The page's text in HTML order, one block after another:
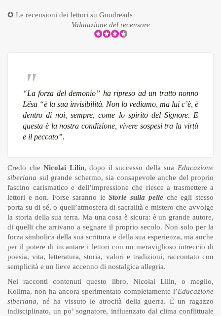
✪ Le recensioni dei lettori su Goodreads
Valutazione del recensore
“La forza del demonio” ha ripreso ad un tratto nonno
Lësa “è la sua invisibilità. Non lo vediamo, ma lui c’è, è
dentro di noi, sempre, come lo spirito del Signore. E
questa è la nostra condizione, vivere sospesi tra la virtù
e il peccato”.
Credo cheNicolai Lilin, dopo il successo della sua Educazione
siberiana sul grande schermo, sia consapevole anche del proprio
fascino carismatico e dell’impressione che riesce a trasmettere a
lettori e non. Forse saranno leStorie sulla pelleche egli stesso
porta su di sé, o quell’atmosfera di sacralità e mistero che avvolge
la storia della sua terra. Ma una cosa è sicura: è un grande autore,
di quelli che arrivano a segnare il proprio secolo. Non solo per la
forza simbolica della sua scrittura e della sua esperienza, ma anche
per il potere di incantare i lettori con un meraviglioso intreccio di
poesia, vita, letteratura, storia, valori e tradizioni, raccontato con
semplicità e un lieve accenno di nostalgica allegria.
Nei racconti contenuti questo libro, Nicolai Lilin, o meglio,
Kolima, non ha ancora sperimentato completamente l’Educazione
siberiana, né ha vissuto le atrocità della guerra. È un ragazzo
indisciplinato, un po’ sognatore, influenzato dal clima conflittuale